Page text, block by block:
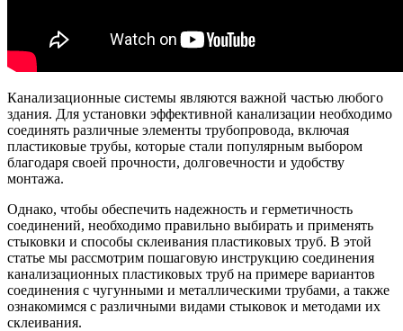
Канализационные системы являются важной частью любого
здания. Для установки эффективной канализации необходимо
соединять различные элементы трубопровода, включая
пластиковые трубы, которые стали популярным выбором
благодаря своей прочности, долговечности и удобству
монтажа.
Однако, чтобы обеспечить надежность и герметичность
соединений, необходимо правильно выбирать и применять
стыковки и способы склеивания пластиковых труб. В этой
статье мы рассмотрим пошаговую инструкцию соединения
канализационных пластиковых труб на примере вариантов
соединения с чугунными и металлическими трубами, а также
ознакомимся с различными видами стыковок и методами их
склеивания.